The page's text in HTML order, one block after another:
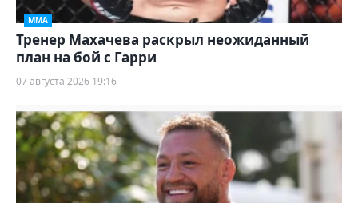
ММА
Тренер Махачева раскрыл неожиданный
план на бой с Гарри
07 августа 2026 19:16